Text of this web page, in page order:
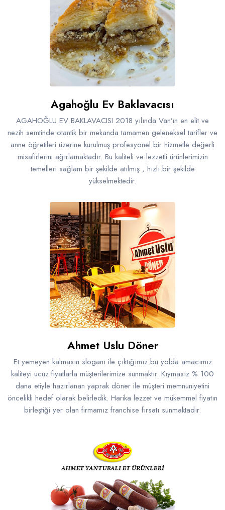
Agahoğlu Ev Baklavacısı
AGAHOĞLU EV BAKLAVACISI 2018 yılında Van’ın en elit ve
nezih semtinde otantik bir mekanda tamamen geleneksel tarifler ve
anne öğretileri üzerine kurulmuş profesyonel bir hizmetle değerli
misafirlerini ağırlamaktadır. Bu kaliteli ve lezzetli ürünlerimizin
temelleri sağlam bir şekilde atılmış , hızlı bir şekilde
yükselmektedir.
Ahmet Uslu Döner
Et yemeyen kalmasın sloganı ile çıktığımız bu yolda amacımız
kaliteyi ucuz fiyatlarla müşterilerimize sunmaktır. Kıymasız % 100
dana etiyle hazırlanan yaprak döner ile müşteri memnuniyetini
öncelikli hedef olarak belirledik. Harika lezzet ve mükemmel fiyatın
birleştiği yer olan firmamız franchise fırsatı sunmaktadır.